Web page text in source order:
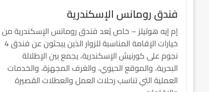
فندق رومانس الإسكندرية
إم إيه هوتيلز – خاص يُعد فندق رومانس الإسكندرية من
خيارات الإقامة المناسبة للزوار الذين يبحثون عن فندق 4
نجوم على كورنيش الإسكندرية، يجمع بين الإطلالة
البحرية، والموقع الحيوي، والغرف المجهزة، والخدمات
العملية التي تناسب رحلات العمل والعطلات القصيرة